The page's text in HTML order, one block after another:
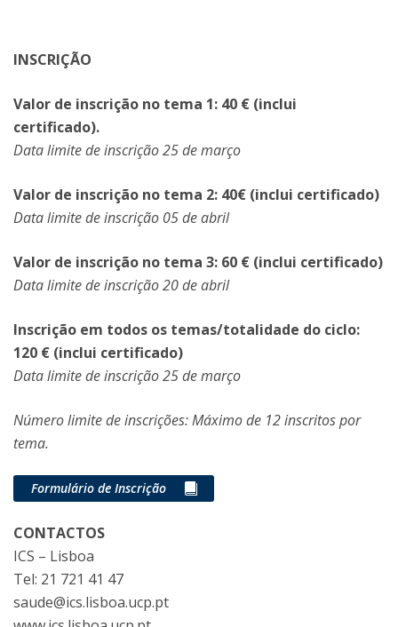
INSCRIÇÃO
Valor de inscrição no tema 1: 40 € (inclui
certificado).
Data limite de inscrição 25 de março
Valor de inscrição no tema 2: 40€ (inclui certificado)
Data limite de inscrição 05 de abril
Valor de inscrição no tema 3: 60 € (inclui certificado)
Data limite de inscrição 20 de abril
Inscrição em todos os temas/totalidade do ciclo:
120 € (inclui certificado)
Data limite de inscrição 25 de março
Número limite de inscrições: Máximo de 12 inscritos por
tema.
Formulário de Inscrição
CONTACTOS
ICS – Lisboa
Tel: 21 721 41 47
saude@ics.lisboa.ucp.pt